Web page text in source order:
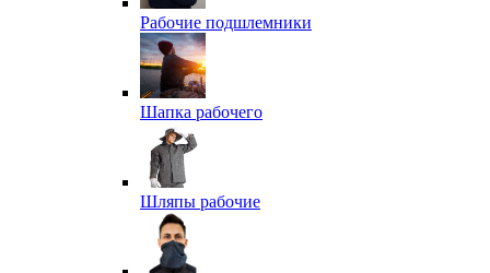
Рабочие подшлемники
Шапка рабочего
Шляпы рабочие